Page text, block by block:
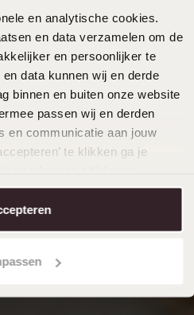
en analytische cookies.
en data verzamelen om de
en persoonlijker te
data kunnen wij en derde
binnen en buiten onze website
passen wij en derden
en communicatie aan jouw
te klikken ga je
over in onscookiebeleid.